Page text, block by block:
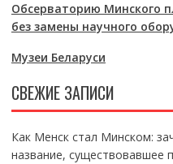
Обсерваторию Минского
без замены научного
Музеи Беларуси
СВЕЖИЕ ЗАПИСИ
Как Менск стал Минском:
название, существовавшее